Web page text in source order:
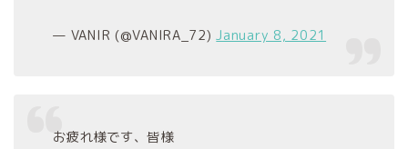
— VANIR (@VANIRA_72)January 8, 2021
お疲れ様です、皆様